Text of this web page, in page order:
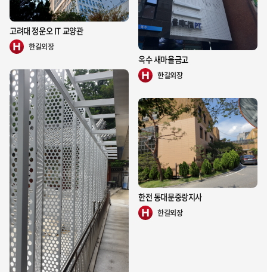
옥수 새마을금고
한길외장
고려대 정운오 IT 교양관
한길외장
한전 동대문중랑지사
한길외장